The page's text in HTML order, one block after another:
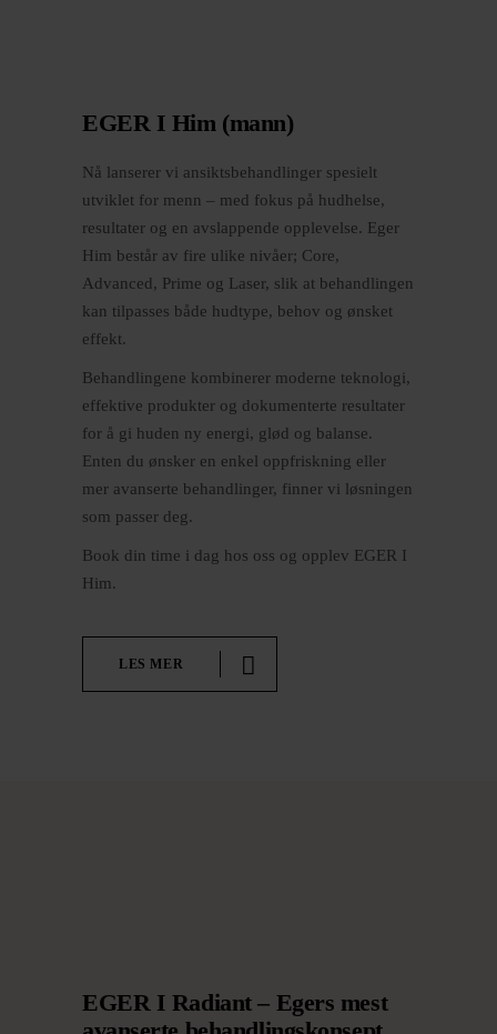
EGER I Him (mann)
Nå lanserer vi ansiktsbehandlinger spesielt
utviklet for menn – med fokus på hudhelse,
resultater og en avslappende opplevelse. Eger
Him består av fire ulike nivåer; Core,
Advanced, Prime og Laser, slik at behandlingen
kan tilpasses både hudtype, behov og ønsket
effekt.
Behandlingene kombinerer moderne teknologi,
effektive produkter og dokumenterte resultater
for å gi huden ny energi, glød og balanse.
Enten du ønsker en enkel oppfriskning eller
mer avanserte behandlinger, finner vi løsningen
som passer deg.
Book din time i dag hos oss og opplev EGER I
Him.
LES MER
EGER I Radiant – Egers mest